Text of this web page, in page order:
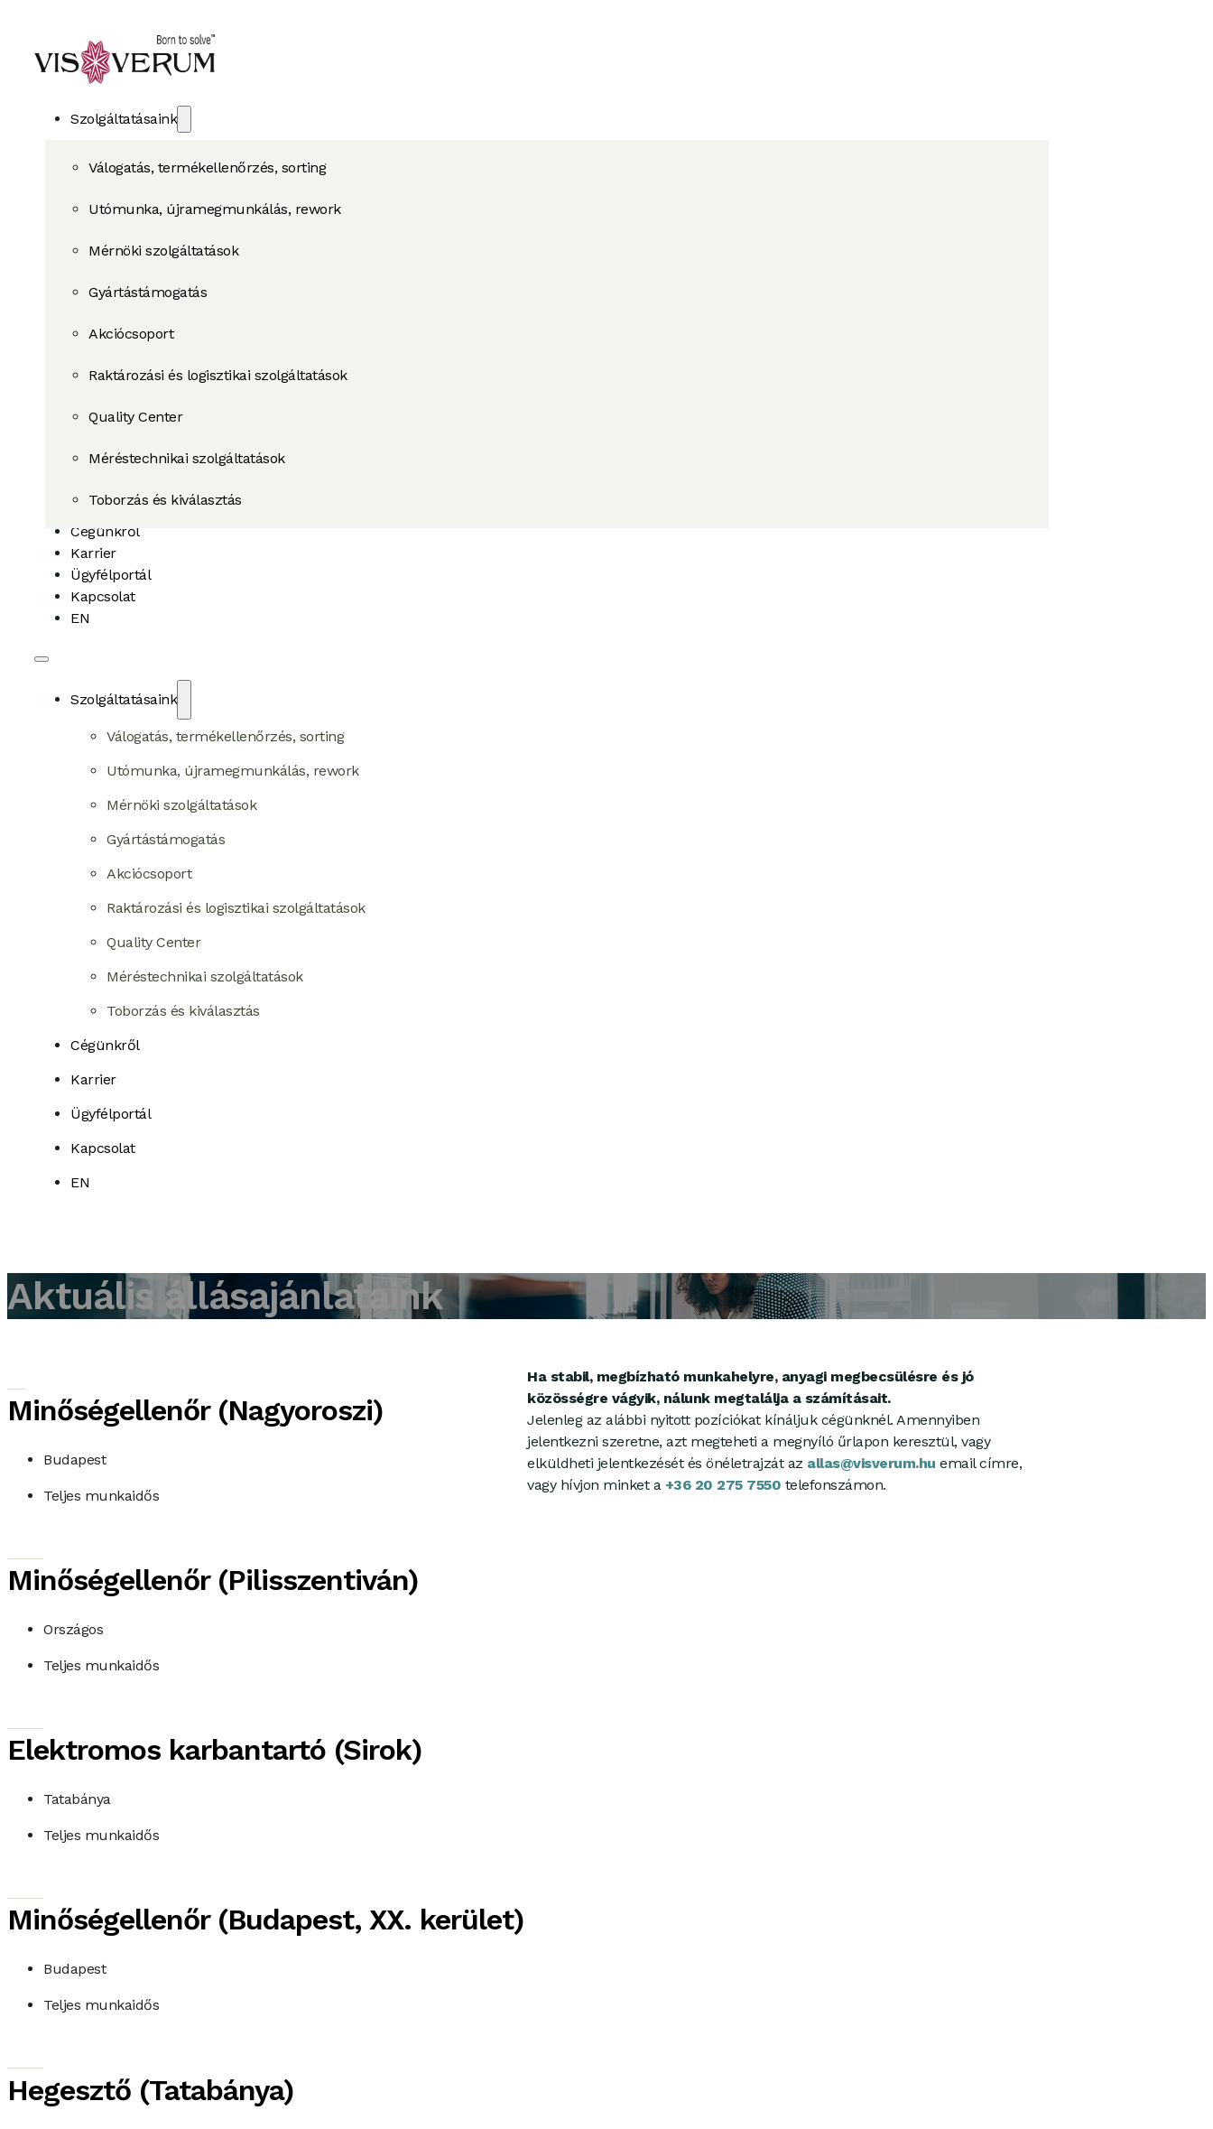
Szolgáltatásaink
Válogatás, termékellenőrzés, sorting
Utómunka, újramegmunkálás, rework
Mérnöki szolgáltatások
Gyártástámogatás
Akciócsoport
Raktározási és logisztikai szolgáltatások
Quality Center
Méréstechnikai szolgáltatások
Toborzás és kiválasztás
Cégünkről
Karrier
Ügyfélportál
Kapcsolat
EN
Szolgáltatásaink
Válogatás, termékellenőrzés, sorting
Utómunka, újramegmunkálás, rework
Mérnöki szolgáltatások
Gyártástámogatás
Akciócsoport
Raktározási és logisztikai szolgáltatások
Quality Center
Méréstechnikai szolgáltatások
Toborzás és kiválasztás
Cégünkről
Karrier
Ügyfélportál
Kapcsolat
EN
Aktuális állásajánlataink
Minőségellenőr (Nagyoroszi)
Budapest
Teljes munkaidős
Minőségellenőr (Pilisszentiván)
Országos
Teljes munkaidős
Elektromos karbantartó (Sirok)
Tatabánya
Teljes munkaidős
Minőségellenőr (Budapest, XX. kerület)
Budapest
Teljes munkaidős
Hegesztő (Tatabánya)
Ha stabil, megbízható munkahelyre, anyagi megbecsülésre és jó
közösségre vágyik, nálunk megtalálja a számításait.
Jelenleg az alábbi nyitott pozíciókat kínáljuk cégünknél. Amennyiben
jelentkezni szeretne, azt megteheti a megnyíló űrlapon keresztül, vagy
elküldheti jelentkezését és önéletrajzát az allas@visverum.hu email címre,
vagy hívjon minket a +36 20 275 7550 telefonszámon.